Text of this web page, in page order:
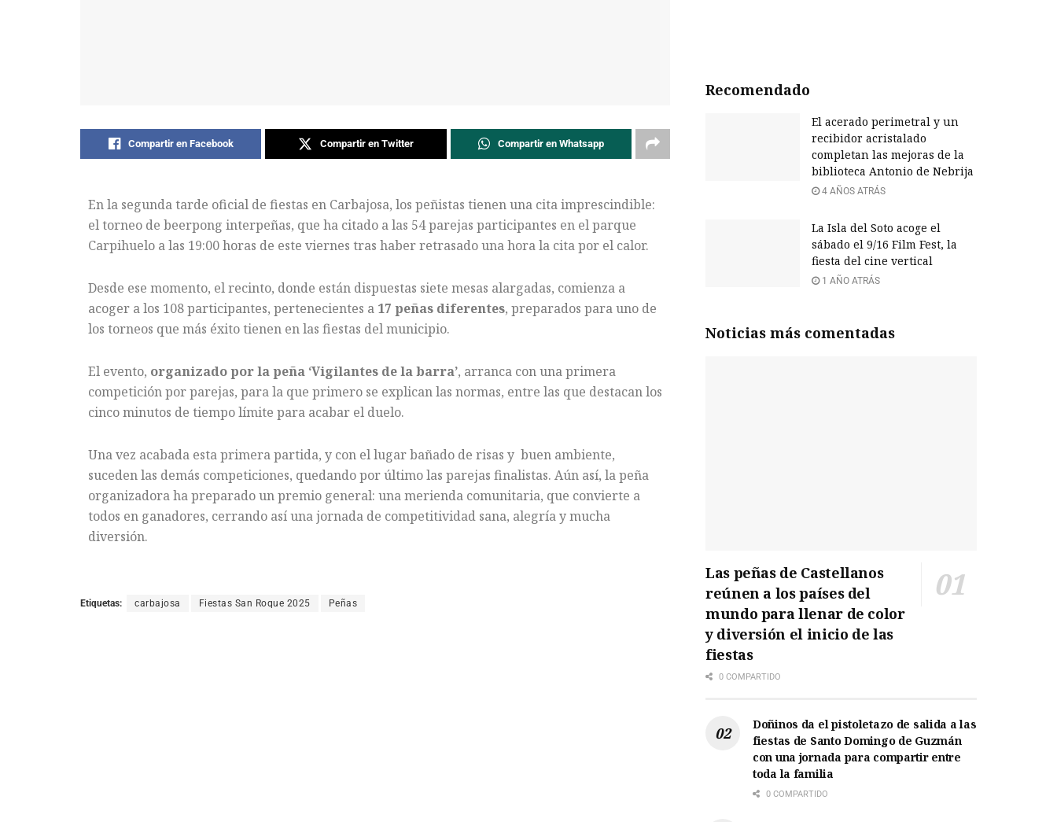
Compartir en Facebook Compartir en Twitter Compartir en Whatsapp
En la segunda tarde oficial de fiestas en Carbajosa, los peñistas tienen una cita imprescindible:
el torneo de beerpong interpeñas, que ha citado a las 54 parejas participantes en el parque
Carpihuelo a las 19:00 horas de este viernes tras haber retrasado una hora la cita por el calor.
Desde ese momento, el recinto, donde están dispuestas siete mesas alargadas, comienza a
acoger a los 108 participantes, pertenecientes a 17 peñas diferentes, preparados para uno de
los torneos que más éxito tienen en las fiestas del municipio.
El evento, organizado por la peña ‘Vigilantes de la barra’, arranca con una primera
competición por parejas, para la que primero se explican las normas, entre las que destacan los
cinco minutos de tiempo límite para acabar el duelo.
Una vez acabada esta primera partida, y con el lugar bañado de risas y buen ambiente,
suceden las demás competiciones, quedando por último las parejas finalistas. Aún así, la peña
organizadora ha preparado un premio general: una merienda comunitaria, que convierte a
todos en ganadores, cerrando así una jornada de competitividad sana, alegría y mucha
diversión.
Etiquetas: carbajosa Fiestas San Roque 2025 Peñas
Recomendado
El acerado perimetral y un
recibidor acristalado
completan las mejoras de la
biblioteca Antonio de Nebrija
4 AÑOS ATRÁS
La Isla del Soto acoge el
sábado el 9/16 Film Fest, la
fiesta del cine vertical
1 AÑO ATRÁS
Noticias más comentadas
Las peñas de Castellanos
reúnen a los países del
mundo para llenar de color
y diversión el inicio de las
fiestas
0 COMPARTIDO
Doñinos da el pistoletazo de salida a las
fiestas de Santo Domingo de Guzmán
con una jornada para compartir entre
toda la familia
0 COMPARTIDO